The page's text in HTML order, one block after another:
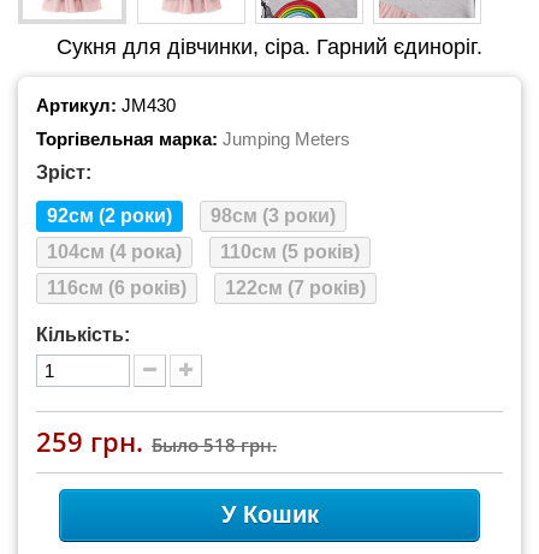
Сукня для дівчинки, сіра. Гарний єдиноріг.
Артикул: JM430
Торгівельная марка: Jumping Meters
Зріст:
92см (2 роки)
98см (3 роки)
104см (4 рока)
110см (5 років)
116см (6 років)
122см (7 років)
Кількість:
259 грн. Было518 грн.
У Кошик